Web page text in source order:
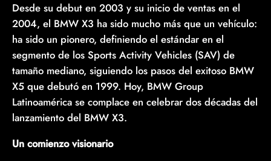
Desde su debut en 2003 y su inicio de ventas en el
2004, el BMW X3 ha sido mucho más que un vehículo:
ha sido un pionero, definiendo el estándar en el
segmento de los Sports Activity Vehicles (SAV) de
tamaño mediano, siguiendo los pasos del exitoso BMW
X5 que debutó en 1999. Hoy, BMW Group
Latinoamérica se complace en celebrar dos décadas del
lanzamiento del BMW X3.
Un comienzo visionario